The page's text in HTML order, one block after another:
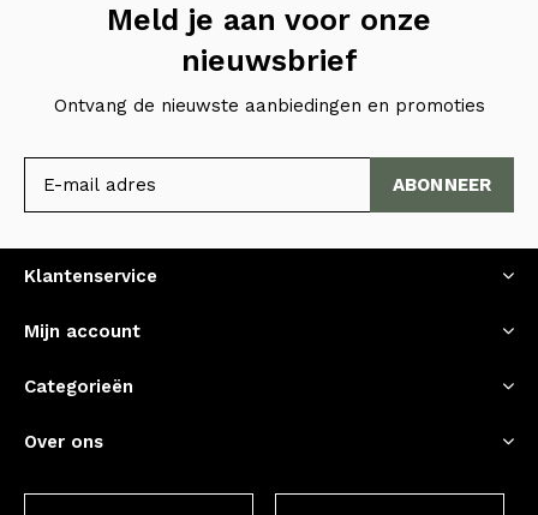
Meld je aan voor onze
nieuwsbrief
Ontvang de nieuwste aanbiedingen en promoties
ABONNEER
Klantenservice
Mijn account
Categorieën
Over ons